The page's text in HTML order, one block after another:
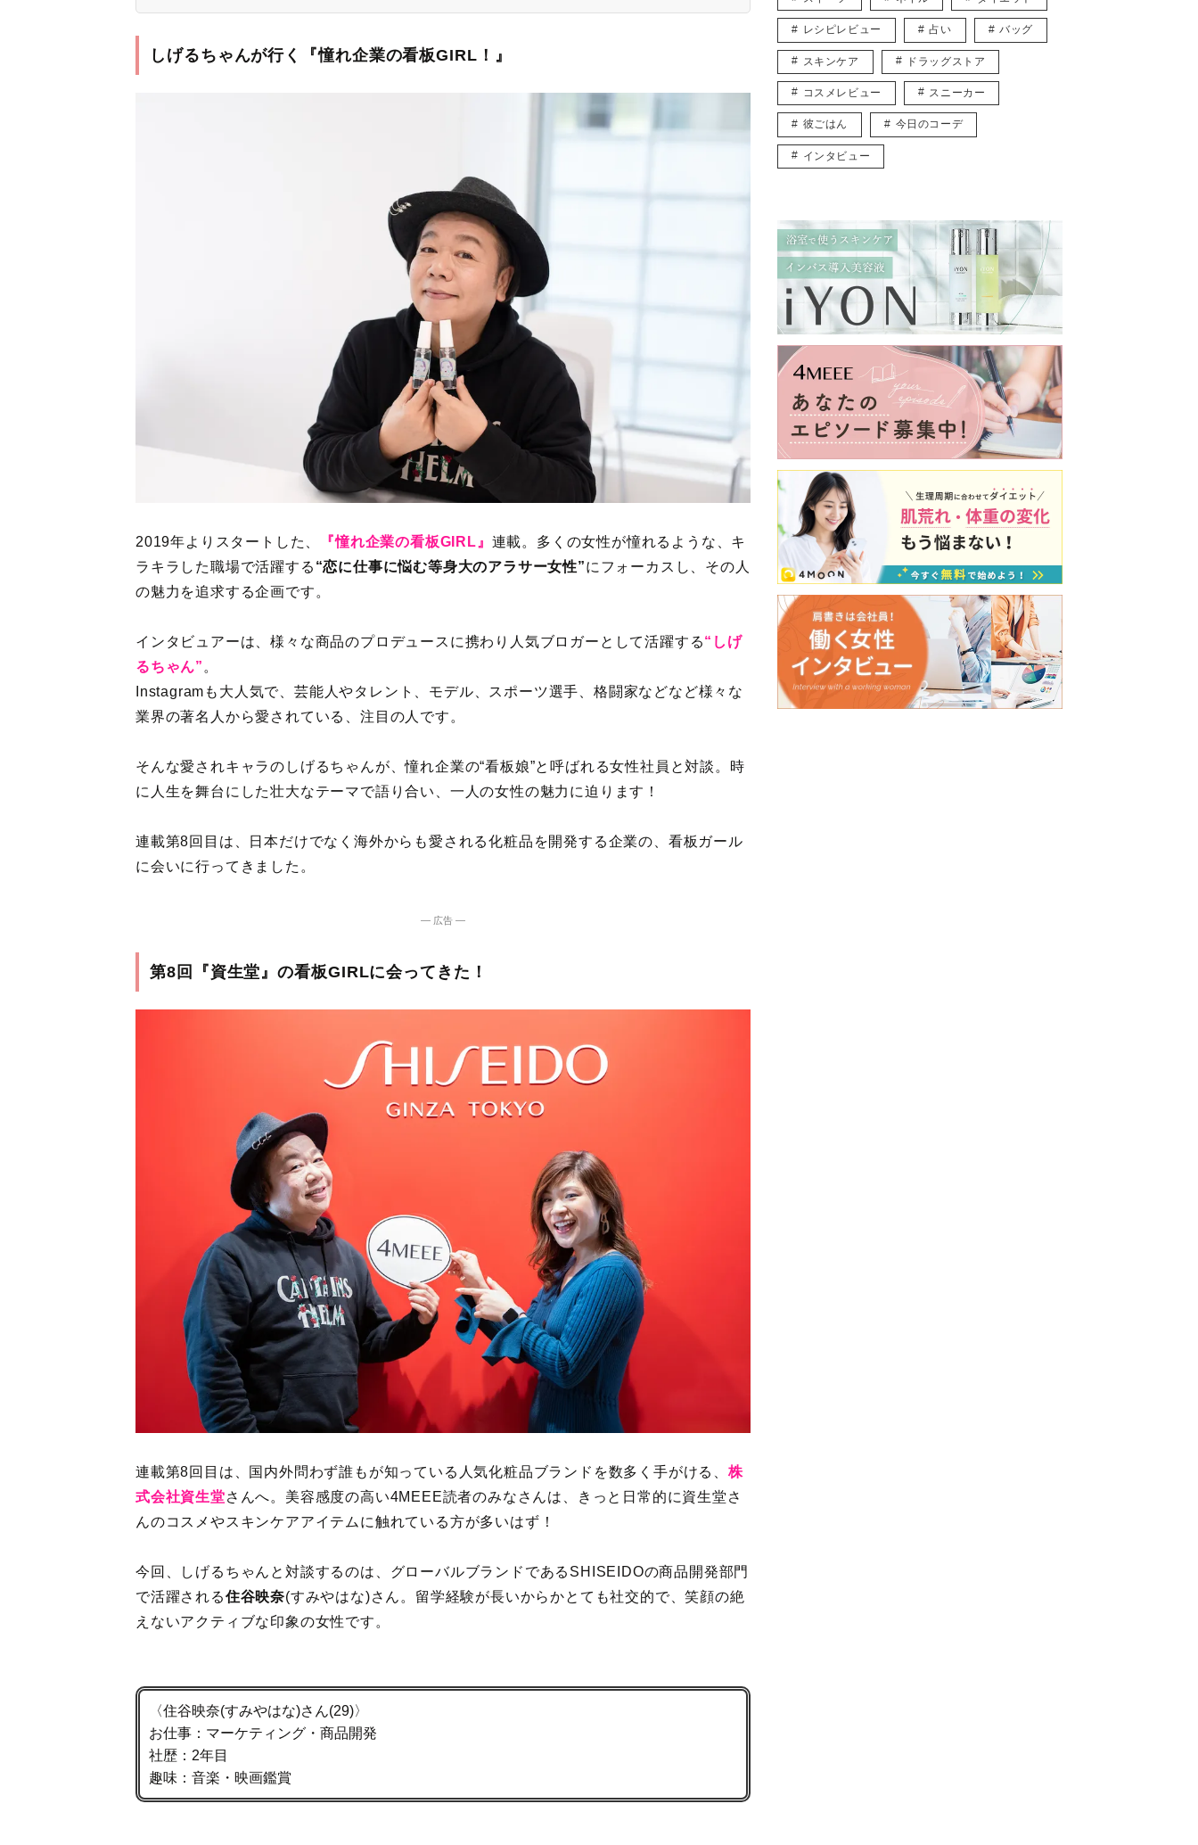
しげるちゃんが行く『憧れ企業の看板GIRL！』
2019年よりスタートした、 『憧れ企業の看板GIRL』 連載。多くの女性が憧れるような、キ
ラキラした職場で活躍する “恋に仕事に悩む等身大のアラサー女性”にフォーカスし、その人
の魅力を追求する企画です。
インタビュアーは、様々な商品のプロデュースに携わり人気ブロガーとして活躍する“しげ
るちゃん” 。
Instagramも大人気で、芸能人やタレント、モデル、スポーツ選手、格闘家などなど様々な
業界の著名人から愛されている、注目の人です。
そんな愛されキャラのしげるちゃんが、憧れ企業の“看板娘”と呼ばれる女性社員と対談。時
に人生を舞台にした壮大なテーマで語り合い、一人の女性の魅力に迫ります！
連載第8回目は、日本だけでなく海外からも愛される化粧品を開発する企業の、看板ガール
に会いに行ってきました。
― 広告 ―
第8回『資生堂』の看板GIRLに会ってきた！
連載第8回目は、国内外問わず誰もが知っている人気化粧品ブランドを数多く手がける、 株
式会社資生堂さんへ。美容感度の高い4MEEE読者のみなさんは、きっと日常的に資生堂さ
んのコスメやスキンケアアイテムに触れている方が多いはず！
今回、しげるちゃんと対談するのは、グローバルブランドであるSHISEIDOの商品開発部門
で活躍される住谷映奈(すみやはな)さん。留学経験が長いからかとても社交的で、笑顔の絶
えないアクティブな印象の女性です。
〈住谷映奈(すみやはな)さん(29)〉
お仕事：マーケティング・商品開発
社歴：2年目
趣味：音楽・映画鑑賞
レシピレビュー 占い バッグ
スキンケア ドラッグストア
コスメレビュー スニーカー
彼ごはん 今日のコーデ
インタビュー